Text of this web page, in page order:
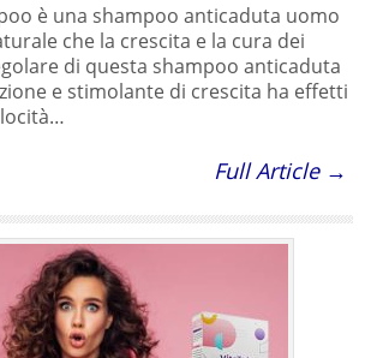
è una shampoo anticaduta uomo
che la crescita e la cura dei
di questa shampoo anticaduta
e stimolante di crescita ha effetti
Full Article →